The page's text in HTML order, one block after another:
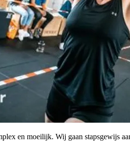
en moeilijk. Wij gaan stapsgewijs